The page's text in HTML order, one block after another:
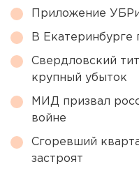
Приложение
В Екатеринбурге
Свердловский
крупный убыток
МИД призвал
войне
Сгоревший
застроят